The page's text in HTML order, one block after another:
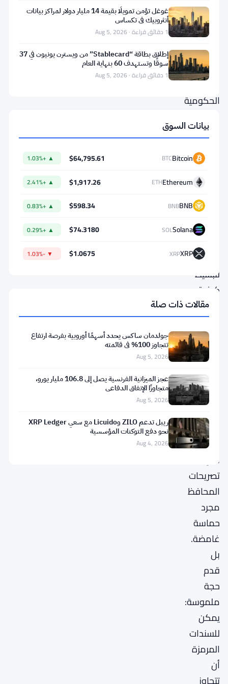
أعلن
محافظ
بنك
كوريا
دعمه
للسندات
الحكومية
في
منتدى
البنك
المركزي
الأوروبي،
واصفاً
إياها
الحقيقية
لتبسيط
كيفية
تعامل
الحكومات
مع
الديون.
قصير.
تداعيات
كبيرة.
تكن
تصريحات
المحافظ
مجرد
حماسة
غامضة.
بل
قدم
حجة
ملموسة:
يمكن
للسندات
المرمزة
أن
تتجاوز
غوغل تؤمن تمويلًا بقيمة 14 مليار دولار لمراكز بيانات
أنثروبيك في تكساس
1 دقائق قراءة · Aug 5, 2026
إطلاق بطاقة “Stablecard” من ويسترن يونيون في 37
سوقًا وتستهدف 60 بنهاية العام
1 دقائق قراءة · Aug 5, 2026
بيانات السوق
Bitcoin
BTC
$64,795.61
▲ +1.03%
Ethereum
ETH
$1,917.26
▲ +2.41%
BNB
BNB
$598.34
▲ +0.83%
Solana
SOL
$74.3180
▲ +0.29%
XRP
XRP
$1.0675
▼ -1.03%
مقالات ذات صلة
جولدمان ساكس يحدد أسهمًا أوروبية بفرصة ارتفاع
تتجاوز 100% في قائمته
Aug 5, 2026
عجز الميزانية الفرنسية يصل إلى 106.8 مليار يورو،
متجاوزًا الإنفاق الدفاعي
Aug 5, 2026
ريبل تدعم ZILO وLicuido مع سعي XRP Ledger
نحو دفع التوكنات المؤسسية
Aug 4, 2026